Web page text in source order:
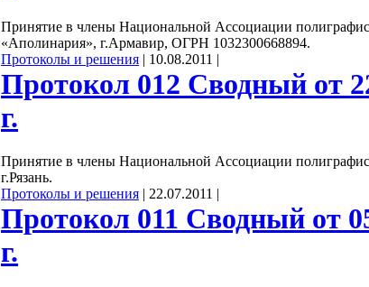
Принятие в члены Национальной Ассоциации
«Аполинария», г.Армавир, ОГРН 1032300668894.
Протоколы и решения | 10.08.2011 |
Протокол 012 Сводный от
г.
Принятие в члены Национальной Ассоциации
г.Рязань.
Протоколы и решения | 22.07.2011 |
Протокол 011 Сводный от
г.